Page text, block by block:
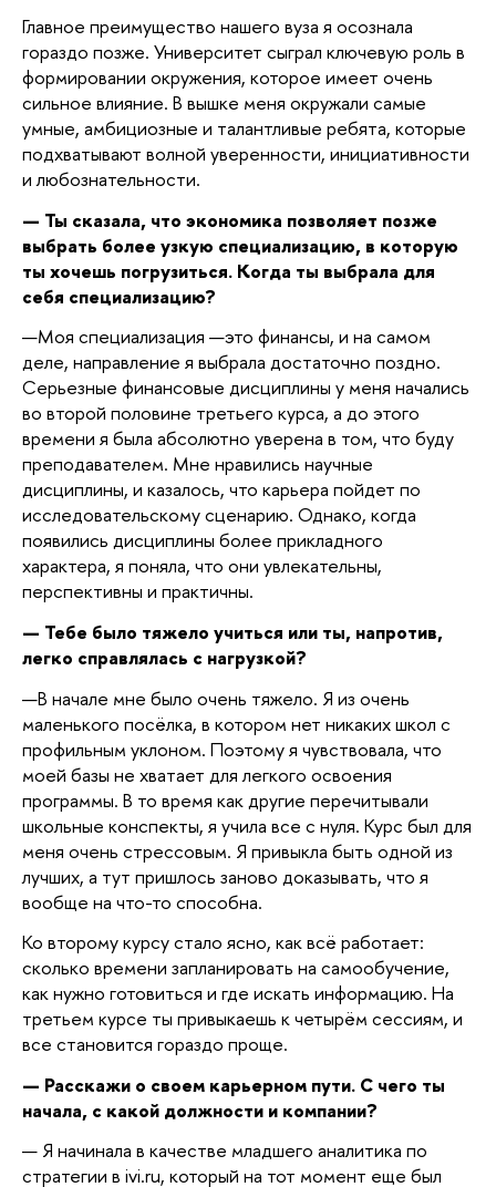
Главное преимущество нашего вуза я осознала
гораздо позже. Университет сыграл ключевую роль в
формировании окружения, которое имеет очень
сильное влияние. В вышке меня окружали самые
умные, амбициозные и талантливые ребята, которые
подхватывают волной уверенности, инициативности
и любознательности.
— Ты сказала, что экономика позволяет позже
выбрать более узкую специализацию, в которую
ты хочешь погрузиться. Когда ты выбрала для
себя специализацию?
—Моя специализация —это финансы, и на самом
деле, направление я выбрала достаточно поздно.
Серьезные финансовые дисциплины у меня начались
во второй половине третьего курса, а до этого
времени я была абсолютно уверена в том, что буду
преподавателем. Мне нравились научные
дисциплины, и казалось, что карьера пойдет по
исследовательскому сценарию. Однако, когда
появились дисциплины более прикладного
характера, я поняла, что они увлекательны,
перспективны и практичны.
— Тебе было тяжело учиться или ты, напротив,
легко справлялась с нагрузкой?
—В начале мне было очень тяжело. Я из очень
маленького посёлка, в котором нет никаких школ с
профильным уклоном. Поэтому я чувствовала, что
моей базы не хватает для легкого освоения
программы. В то время как другие перечитывали
школьные конспекты, я учила все с нуля. Курс был для
меня очень стрессовым. Я привыкла быть одной из
лучших, а тут пришлось заново доказывать, что я
вообще на что-то способна.
Ко второму курсу стало ясно, как всё работает:
сколько времени запланировать на самообучение,
как нужно готовиться и где искать информацию. На
третьем курсе ты привыкаешь к четырём сессиям, и
все становится гораздо проще.
— Расскажи о своем карьерном пути. С чего ты
начала, с какой должности и компании?
— Я начинала в качестве младшего аналитика по
стратегии в ivi.ru, который на тот момент еще был